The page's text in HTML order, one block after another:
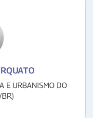
E URBANISMO DO
BR)